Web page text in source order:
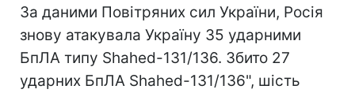
За даними Повітряних сил України, Росія
знову атакувала Україну 35 ударними
БпЛА типу Shahed-131/136. Збито 27
ударних БпЛА Shahed-131/136", шість